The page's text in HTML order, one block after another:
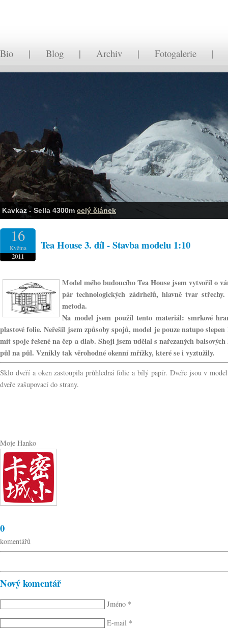
Bio | Blog | Archiv | Fotogalerie
Kavkaz - Sella 4300m celý článek
16
Května
2011
Tea House 3. díl - Stavba modelu 1:10
Model mého budoucího Tea House jsem vytvořil o
pár technologických zádrhelů, hlavně tvar
metoda.
Na model jsem použil tento materiál: smrkové
plastové folie. Neřešil jsem způsoby spojů, model je pouze natupo
mít spoje řešené na čep a dlab. Shoji jsem udělal s nařezaných
půl na půl. Vznikly tak věrohodné okenní mřížky, které se i vyztužily.
Sklo dveří a oken zastoupila průhledná folie a bílý papír. Dveře jsou v
dveře zašupovací do strany.
Moje Hanko
0
komentářů
Nový komentář
Jméno *
E-mail *